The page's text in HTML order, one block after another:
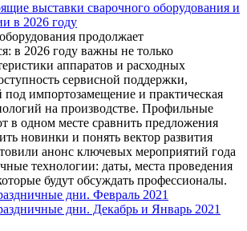
выставки сварочного оборудования и
в 2026 году
продолжает
в 2026 году важны не только
аппаратов и расходных
сервисной поддержки,
под импортозамещение и практическая
на производстве. Профильные
в одном месте сравнить предложения
новинки и понять вектор развития
анонс ключевых мероприятий года
технологии: даты, места проведения
будут обсуждать профессионалы.
дни. Февраль 2021
дни. Декабрь и Январь 2021